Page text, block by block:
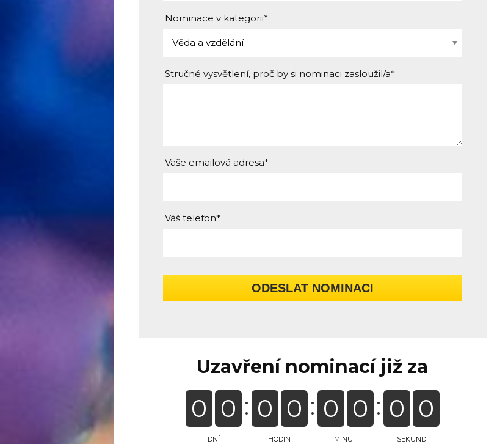
Nominace v kategorii*
Stručné vysvětlení, proč by si nominaci zasloužil/a*
Vaše emailová adresa*
Váš telefon*
ODESLAT NOMINACI
Uzavření nominací již za
0 0
DNÍ
0 0
HODIN
0 0
MINUT
0 0
SEKUND